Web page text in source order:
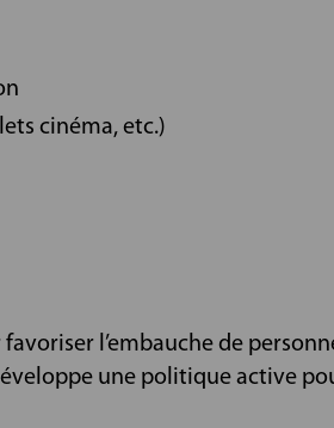
cinéma, etc.)
l’embauche de
une politique active